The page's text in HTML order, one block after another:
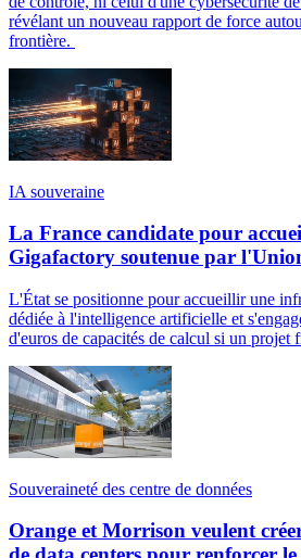
révélant un nouveau rapport de force
frontière.
IA souveraine
La France candidate pour
Gigafactory soutenue par
L'État se positionne pour accueillir une
dédiée à l'intelligence artificielle et
d'euros de capacités de calcul si un projet
Souveraineté des centre de données
Orange et Morrison veulent